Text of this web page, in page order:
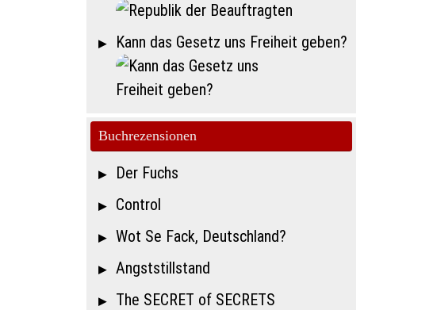
Kann das Gesetz uns Freiheit geben?
Buchrezensionen
Der Fuchs
Control
Wot Se Fack, Deutschland?
Angststillstand
The SECRET of SECRETS